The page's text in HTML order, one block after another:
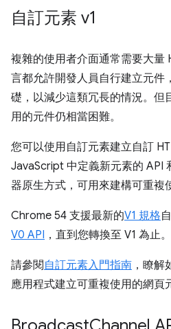
自訂元素 v1
複雜的使用者介面通常需要大量
言都允許開發人員自行建立元件
礎，以減少這類冗長的情況。但
用的元件仍相當困難。
您可以使用自訂元素建立自訂
JavaScript 中定義新元素的 API
器原生方式，可用來建構可重複
Chrome 54 支援最新的V1 規格
V0 API ，直到您轉換至 V1 為止。
請參閱 自訂元素入門指南 ，瞭
應用程式建立可重複使用的網頁